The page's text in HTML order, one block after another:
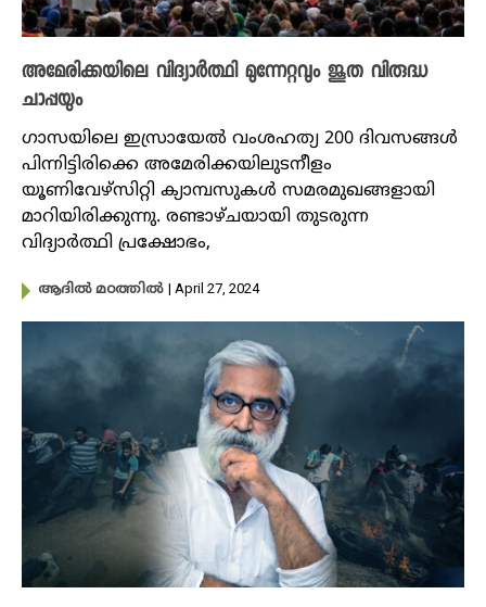
അമേരിക്കയിലെ വിദ്യാർത്ഥി മുന്നേറ്റവും ജൂത വിരുദ്ധ
ചാപ്പയും
ഗാസയിലെ ഇസ്രായേൽ വംശഹത്യ 200 ദിവസങ്ങൾ
പിന്നിട്ടിരിക്കെ അമേരിക്കയിലുടനീളം
യൂണിവേഴ്സിറ്റി ക്യാമ്പസുകൾ സമരമുഖങ്ങളായി
മാറിയിരിക്കുന്നു. രണ്ടാഴ്ചയായി തുടരുന്ന
വിദ്യാർത്ഥി പ്രക്ഷോഭം,
ആദിൽ മഠത്തിൽ | April 27, 2024